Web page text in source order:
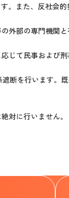
また、反社会的
部の専門機関
て民事および
断を行います
対に行いません。